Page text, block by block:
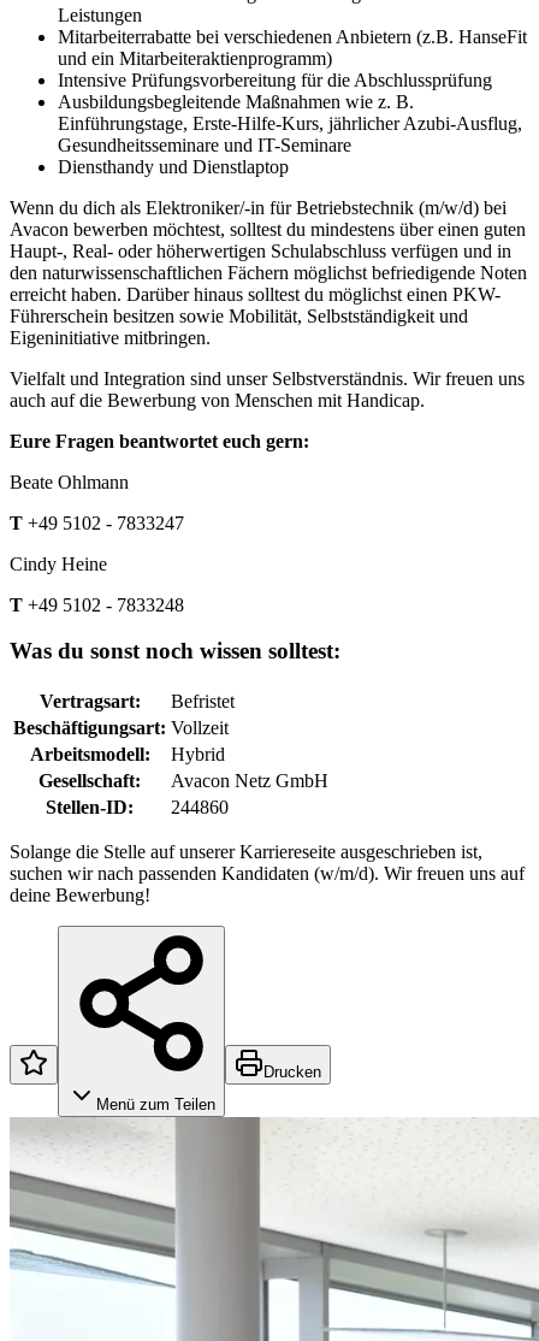
Leistungen
Mitarbeiterrabatte bei verschiedenen Anbietern (z.B. HanseFit
und ein Mitarbeiteraktienprogramm)
Intensive Prüfungsvorbereitung für die Abschlussprüfung
Ausbildungsbegleitende Maßnahmen wie z. B.
Einführungstage, Erste-Hilfe-Kurs, jährlicher Azubi-Ausflug,
Gesundheitsseminare und IT-Seminare
Diensthandy und Dienstlaptop
Wenn du dich als Elektroniker/-in für Betriebstechnik (m/w/d) bei
Avacon bewerben möchtest, solltest du mindestens über einen guten
Haupt-, Real- oder höherwertigen Schulabschluss verfügen und in
den naturwissenschaftlichen Fächern möglichst befriedigende Noten
erreicht haben. Darüber hinaus solltest du möglichst einen PKW-
Führerschein besitzen sowie Mobilität, Selbstständigkeit und
Eigeninitiative mitbringen.
Vielfalt und Integration sind unser Selbstverständnis. Wir freuen uns
auch auf die Bewerbung von Menschen mit Handicap.
Eure Fragen beantwortet euch gern:
Beate Ohlmann
T +49 5102 - 7833247
Cindy Heine
T +49 5102 - 7833248
Was du sonst noch wissen solltest:
Vertragsart:
Befristet
Beschäftigungsart: Vollzeit
Arbeitsmodell:
Hybrid
Gesellschaft:
Avacon Netz GmbH
Stellen-ID: 244860
Solange die Stelle auf unserer Karriereseite ausgeschrieben ist,
suchen wir nach passenden Kandidaten (w/m/d). Wir freuen uns auf
deine Bewerbung!
Menü zum Teilen
Drucken